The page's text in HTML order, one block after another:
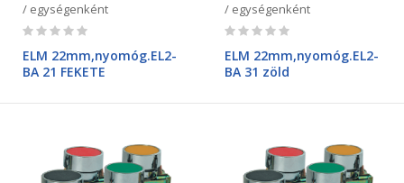
/ egységenként
Rating:
ELM 22mm,nyomóg.EL2-
BA 21 FEKETE
/ egységenként
Rating:
ELM 22mm,nyomóg.EL2-
BA 31 zöld